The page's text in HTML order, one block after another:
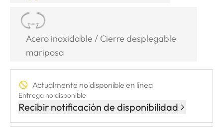
Acero inoxidable / Cierre desplegable
mariposa
Actualmente no disponible en línea
Entrega no disponible
Recibir notificación de disponibilidad